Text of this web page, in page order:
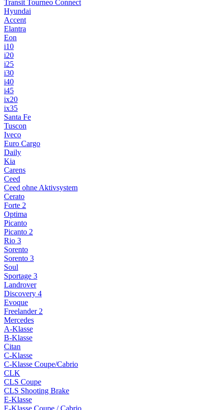
Transit Tourneo Connect
Hyundai
Accent
Elantra
Eon
i10
i20
i25
i30
i40
i45
ix20
ix35
Santa Fe
Tuscon
Iveco
Euro Cargo
Daily
Kia
Carens
Ceed
Ceed ohne Aktivsystem
Cerato
Forte 2
Optima
Picanto
Picanto 2
Rio 3
Sorento
Sorento 3
Soul
Sportage 3
Landrover
Discovery 4
Evoque
Freelander 2
Mercedes
A-Klasse
B-Klasse
Citan
C-Klasse
C-Klasse Coupe/Cabrio
CLK
CLS Coupe
CLS Shooting Brake
E-Klasse
E-Klasse Coupe / Cabrio